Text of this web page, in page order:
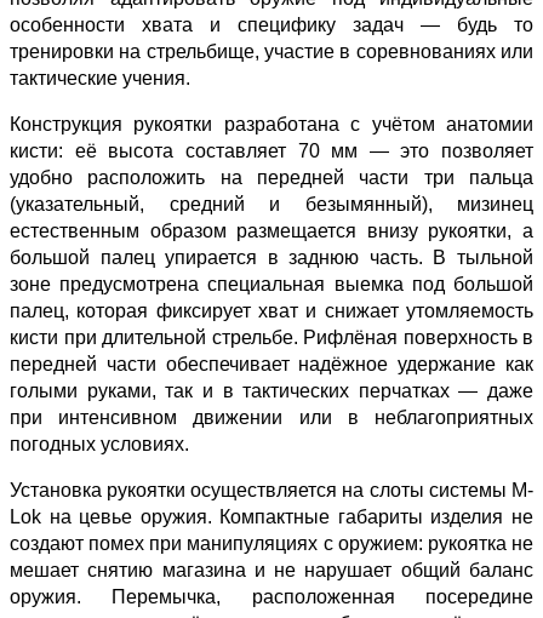
особенности хвата и специфику задач — будь то
тренировки на стрельбище, участие в соревнованиях или
тактические учения.
Конструкция рукоятки разработана с учётом анатомии
кисти: её высота составляет 70 мм — это позволяет
удобно расположить на передней части три пальца
(указательный, средний и безымянный), мизинец
естественным образом размещается внизу рукоятки, а
большой палец упирается в заднюю часть. В тыльной
зоне предусмотрена специальная выемка под большой
палец, которая фиксирует хват и снижает утомляемость
кисти при длительной стрельбе. Рифлёная поверхность в
передней части обеспечивает надёжное удержание как
голыми руками, так и в тактических перчатках — даже
при интенсивном движении или в неблагоприятных
погодных условиях.
Установка рукоятки осуществляется на слоты системы M-
Lok на цевье оружия. Компактные габариты изделия не
создают помех при манипуляциях с оружием: рукоятка не
мешает снятию магазина и не нарушает общий баланс
оружия. Перемычка, расположенная посередине